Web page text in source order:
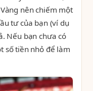
nên chiếm một
tư của bạn (ví dụ
Nếu bạn chưa có
số tiền nhỏ để làm